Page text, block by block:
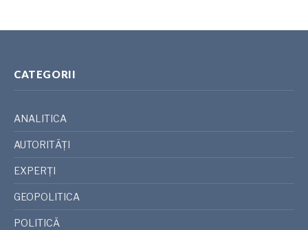
CATEGORII
ANALITICA
AUTORITĂȚI
EXPERȚI
GEOPOLITICA
POLITICĂ